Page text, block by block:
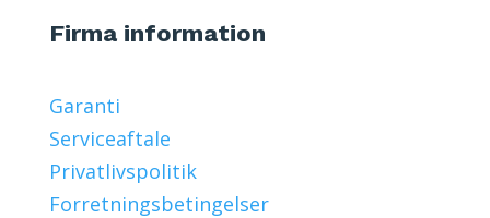
Firma information
Garanti
Serviceaftale
Privatlivspolitik
Forretningsbetingelser